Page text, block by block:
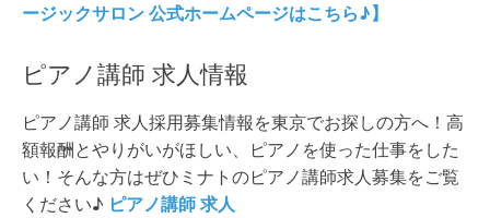
ージックサロン 公式ホームページはこちら♪】
ピアノ講師 求人情報
ピアノ講師 求人採用募集情報を東京でお探しの方へ！高
額報酬とやりがいがほしい、ピアノを使った仕事をした
い！そんな方はぜひミナトのピアノ講師求人募集をご覧
ください♪ ピアノ講師 求人